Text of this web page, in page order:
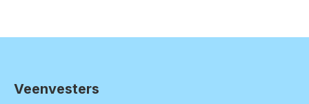
Contactinformatie
Veenvesters